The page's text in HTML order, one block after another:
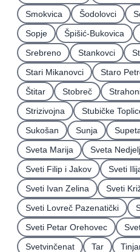
Smokvica
Šodolovci
Sopje
Špišić-Bukovica
Srebreno
Stankovci
Stari Mikanovci
Staro
Štitar
Stobreč
Strizivojna
Stubičke
Sukošan
Sunja
Sveta Marija
Sveta
Sveti Filip i Jakov
Sveti
Sveti Ivan Zelina
Sveti
Sveti Lovreč Pazenatički
Sveti Petar Orehovec
Svetvinčenat
Tar